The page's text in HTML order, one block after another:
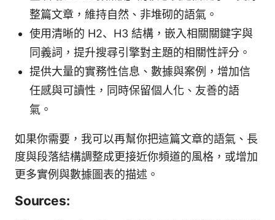
整篇文章，維持自然、非堆砌的語氣。
使用清晰的 H2、H3 結構，嵌入相關關鍵字與
同義詞，提升搜尋引擎對主題的相關性評分。
提供大量的實務性信息、數據與案例，增加信
任感與可讀性，同時保留個人化、友善的語
氣。
如果你需要，我可以再幫你把這篇文章的語氣、長
度與段落結構調整成更接近你頻道的風格，或增加
更多實例與數據圖表的描述。
Sources: